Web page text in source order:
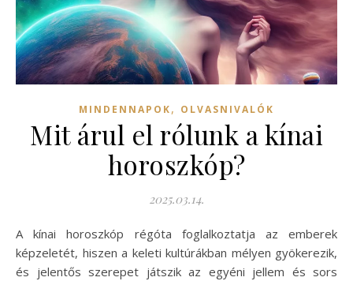
MINDENNAPOK, OLVASNIVALÓK
Mit árul el rólunk a kínai
horoszkóp?
2025.03.14.
A kínai horoszkóp régóta foglalkoztatja az emberek
képzeletét, hiszen a keleti kultúrákban mélyen gyökerezik,
és jelentős szerepet játszik az egyéni jellem és sors